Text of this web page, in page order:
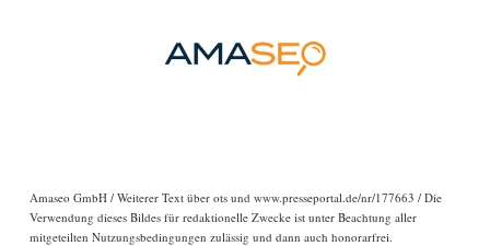
Amaseo GmbH / Weiterer Text über ots und www.presseportal.de/nr/177663 / Die
Verwendung dieses Bildes für redaktionelle Zwecke ist unter Beachtung aller
mitgeteilten Nutzungsbedingungen zulässig und dann auch honorarfrei.